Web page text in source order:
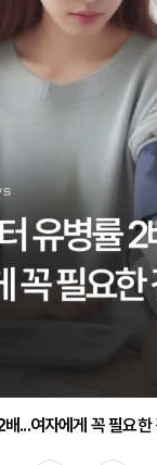
...여자에게 꼭 필요
면역력 높이는 4가